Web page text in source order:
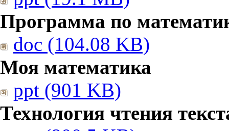
Программа по
doc (104.08 KB)
Моя математика
ppt (901 KB)
Технология чтения